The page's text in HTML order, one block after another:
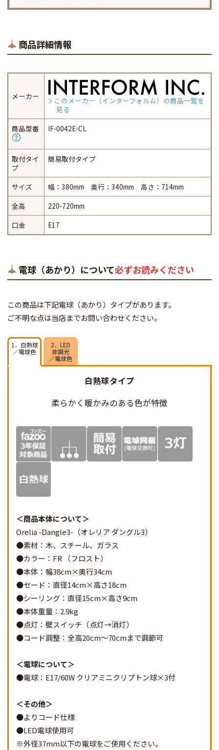
商品詳細情報
メーカー
このメーカー（インターフォルム）の商品一覧を
見る
商品型番
IF-0042E-CL
取付タイ
プ
簡易取付タイプ
サイズ
幅：380mm 奥行：340mm 高さ：714mm
全高
220-720mm
口金
E17
電球（あかり）について必ずお読みください
この商品は下記電球（あかり）タイプがあります。
ご不明な点は当店までお問い合わせください。
1．白熱球
／電球色
2．LED
非調光
／電球色
白熱球タイプ
柔らかく暖かみのある色が特徴
商品本体について
Orelia -Dangle3-（オレリア ダングル3）
●素材：木、スチール、ガラス
●カラー：FR （フロスト）
●本体：幅38cm×奥行34cm
●セード：直径14cm×高さ18cm
●シーリング：直径15cm×高さ9cm
●本体重量：2.9kg
●点灯：壁スイッチ（点灯→消灯）
●コード調整：全高20cm～70cmまで調節可
電球について
●電球：E17/60W クリアミニクリプトン球×3付
その他
●よりコード仕様
●LED電球使用可
※外径37mm以下の電球をご使用ください。